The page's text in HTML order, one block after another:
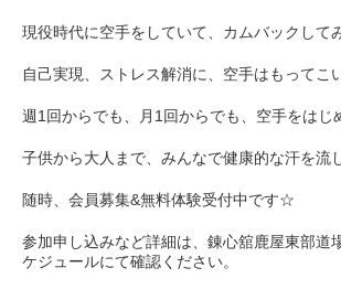
現役時代に空手をしていて、カムバックして
自己実現、ストレス解消に、空手はもってこ
週1回からでも、月1回からでも、空手をはじ
子供から大人まで、みんなで健康的な汗を流
随時、会員募集&無料体験受付中です☆
参加申し込みなど詳細は、錬心舘鹿屋東部道
ケジュールにて確認ください。